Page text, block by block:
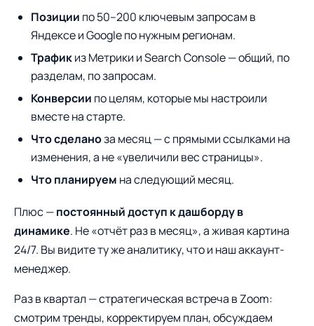
Позиции по 50–200 ключевым запросам в
Яндексе и Google по нужным регионам.
Трафикиз Метрики и Search Console — общий, по
разделам, по запросам.
Конверсии по целям, которые мы настроили
вместе на старте.
Что сделаноза месяц — с прямыми ссылками на
изменения, а не «увеличили вес страницы».
Что планируем на следующий месяц.
Плюс —постоянный доступ к дашборду в
динамике. Не «отчёт раз в месяц», а живая картина
24/7. Вы видите ту же аналитику, что и наш аккаунт-
менеджер.
Раз в квартал — стратегическая встреча в Zoom:
смотрим тренды, корректируем план, обсуждаем